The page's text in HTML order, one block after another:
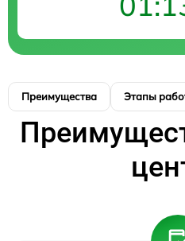
Преимущества Этапы